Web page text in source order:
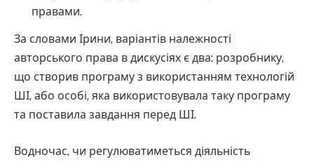
правами.
За словами Ірини, варіантів належності
авторського права в дискусіях є два: розробнику,
що створив програму з використанням технологій
ШІ, або особі, яка використовувала таку програму
та поставила завдання перед ШІ.
Водночас, чи регулюватиметься діяльність